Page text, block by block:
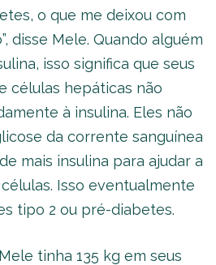
o que me deixou com
disse Mele. Quando alguém
isso significa que seus
células hepáticas não
à insulina. Eles não
da corrente sanguínea
mais insulina para ajudar a
Isso eventualmente
tipo 2 ou pré-diabetes.
tinha 135 kg em seus